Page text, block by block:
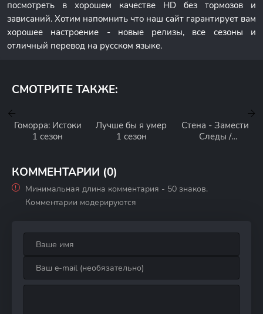
посмотреть в хорошем качестве HD без тормозов и
зависаний. Хотим напомнить что наш сайт гарантирует вам
хорошее настроение - новые релизы, все сезоны и
отличный перевод на русском языке.
СМОТРИТЕ ТАКЖЕ:
Гоморра: Истоки
1 сезон
Лучше бы я умер
1 сезон
Стена - Замести
Следы /
КОММЕНТАРИИ (0)
Минимальная длина комментария - 50 знаков.
Комментарии модерируются